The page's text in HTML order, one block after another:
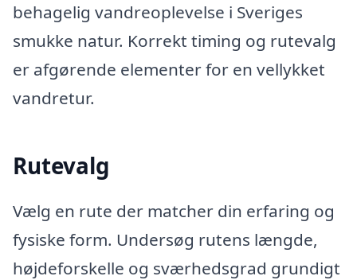
behagelig vandreoplevelse i Sveriges
smukke natur. Korrekt timing og rutevalg
er afgørende elementer for en vellykket
vandretur.
Rutevalg
Vælg en rute der matcher din erfaring og
fysiske form. Undersøg rutens længde,
højdeforskelle og sværhedsgrad grundigt